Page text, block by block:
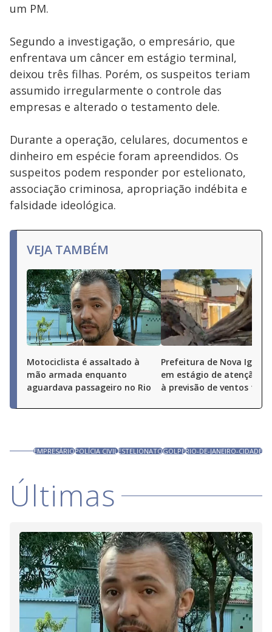
um PM.
Segundo a investigação, o empresário, que
enfrentava um câncer em estágio terminal,
deixou três filhas. Porém, os suspeitos teriam
assumido irregularmente o controle das
empresas e alterado o testamento dele.
Durante a operação, celulares, documentos e
dinheiro em espécie foram apreendidos. Os
suspeitos podem responder por estelionato,
associação criminosa, apropriação indébita e
falsidade ideológica.
VEJA TAMBÉM
Motociclista é assaltado à
mão armada enquanto
aguardava passageiro no Rio
Prefeitura de Nova
em estágio de atenção
à previsão de ventos
EMPRESÁRIOPOLÍCIA CIVILESTELIONATOGOLPERIO-DE-JANEIRO-CIDADE
Últimas